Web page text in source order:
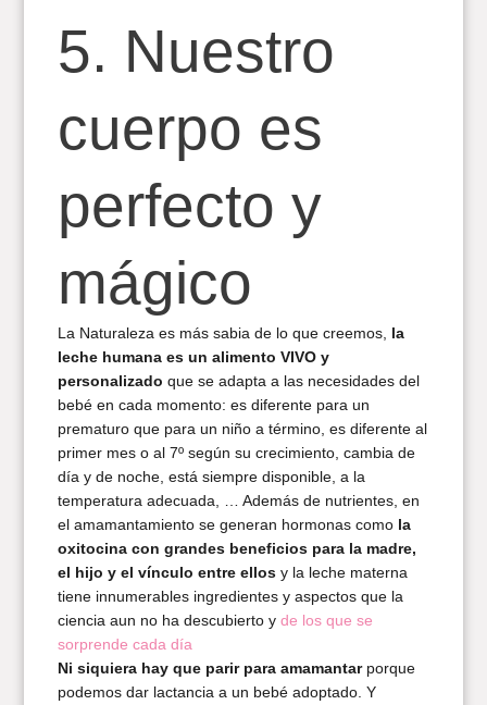
5. Nuestro
cuerpo es
perfecto y
mágico
La Naturaleza es más sabia de lo que creemos, la
leche humana es un alimento VIVO y
personalizado que se adapta a las necesidades del
bebé en cada momento: es diferente para un
prematuro que para un niño a término, es diferente al
primer mes o al 7º según su crecimiento, cambia de
día y de noche, está siempre disponible, a la
temperatura adecuada, … Además de nutrientes, en
el amamantamiento se generan hormonas comola
oxitocina con grandes beneficios para la madre,
el hijo y el vínculo entre ellosy la leche materna
tiene innumerables ingredientes y aspectos que la
ciencia aun no ha descubierto y de los que se
sorprende cada día
Ni siquiera hay que parir para amamantar porque
podemos dar lactancia a un bebé adoptado. Y